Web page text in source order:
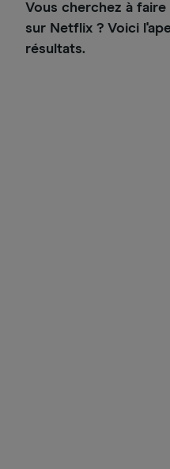
Vous cherchez à
sur Netflix ? Voici
résultats.